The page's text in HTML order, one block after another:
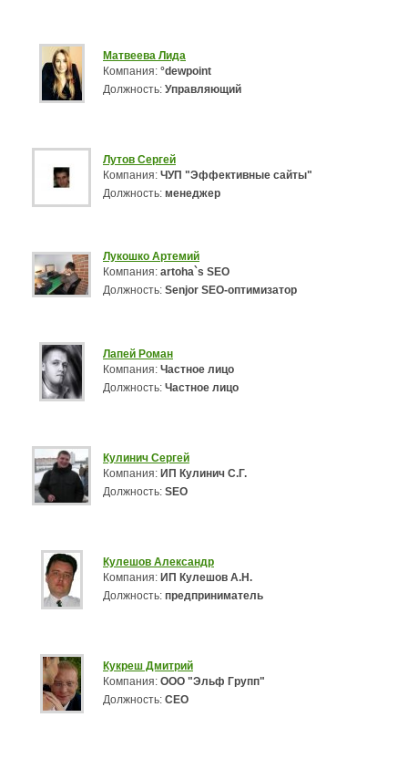
Матвеева Лида
Компания: °dewpoint
Должность: Управляющий
Лутов Сергей
Компания: ЧУП "Эффективные сайты"
Должность: менеджер
Лукошко Артемий
Компания: artoha`s SEO
Должность: Senjor SEO-оптимизатор
Лапей Роман
Компания: Частное лицо
Должность: Частное лицо
Кулинич Сергей
Компания: ИП Кулинич С.Г.
Должность: SEO
Кулешов Александр
Компания: ИП Кулешов А.Н.
Должность: предприниматель
Кукреш Дмитрий
Компания: ООО "Эльф Групп"
Должность: СЕО